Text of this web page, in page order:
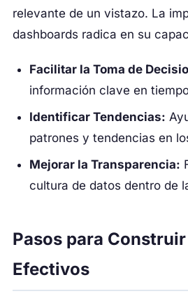
relevante de un vistazo. La
dashboards radica en su
Facilitar la Toma de
información clave en
Identificar Tendencias:
patrones y tendencias en
Mejorar la Transparencia:
cultura de datos dentro de
Pasos para
Efectivos